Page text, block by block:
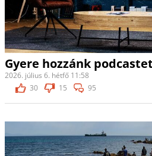
Gyere hozzánk
2026. július 6. hétfő 11:58
30
15 95